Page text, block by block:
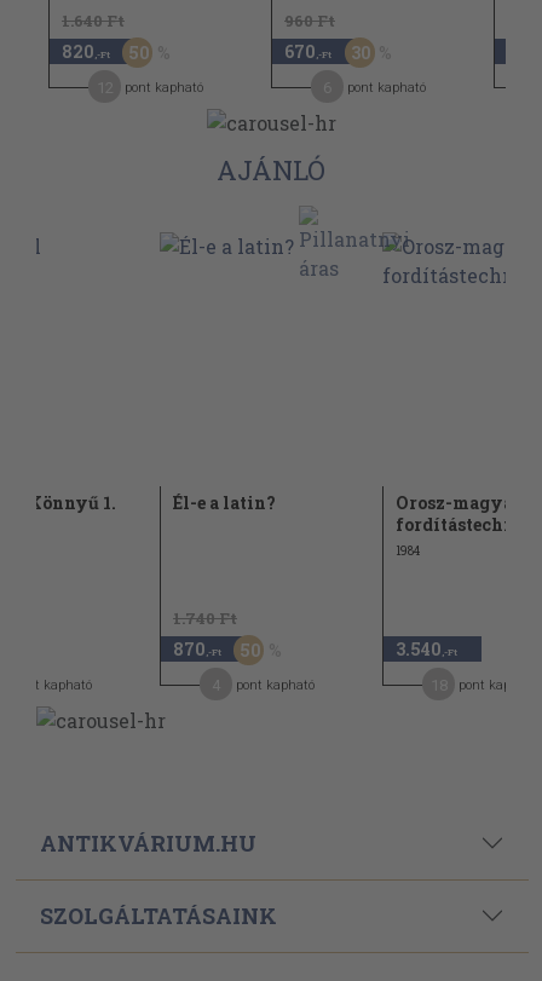
1.640 Ft
820 ,-Ft 50
pont kapható
960 Ft
670 ,-Ft 30
pont kapható
AJÁNLÓ
Könnyű 1.
pont kapható
Él-e a latin?
1.740 Ft
870 ,-Ft 50
pont kapható
Orosz-magyar
1984
3.540 ,-Ft
pont kapható
ANTIKVÁRIUM.HU
SZOLGÁLTATÁSAINK